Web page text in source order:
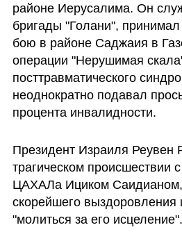
районе Иерусалима. Он
бригады "Голани",
бою в районе Саджаия в
операции "Нерушимая
посттравматического
неоднократно подавал
процента инвалидности.
Президент Израиля Реувен
трагическом происшествии
ЦАХАЛа Ициком
скорейшего выздоровления
"молиться за его исцеление".